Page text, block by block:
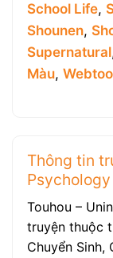
School Life,
Shounen,
Supernatural
Màu,
Thông tin
Touhou –
truyện thuộc
Chuyển Sinh,